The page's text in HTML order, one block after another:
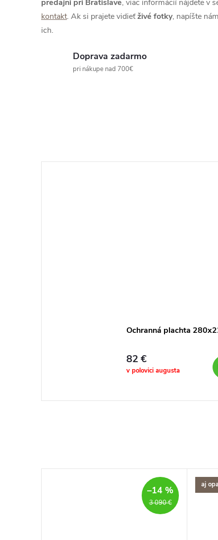
predajni pri Bratislave, viac informácií nájdete v
kontakt. Ak si prajete vidieťživé fotky, napíšte
ich.
Doprava zadarmo
pri nákupe nad 700€
Ochranná plachta
82 €
v polovici augusta
3 090 €
–14 % aj